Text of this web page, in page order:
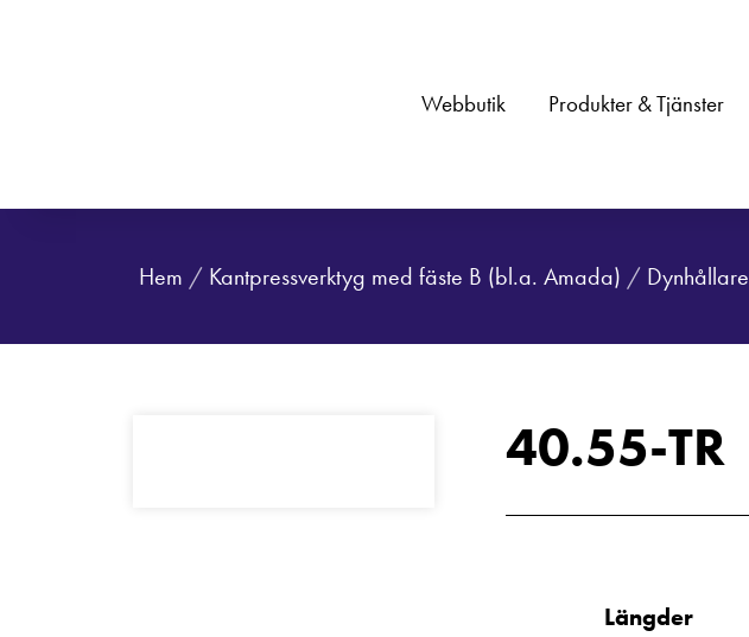
Webbutik Produkter & Tjänster
Hem / Kantpressverktyg med fäste B (bl.a. Amada) / Dynhållare
40.55-TR
Längder